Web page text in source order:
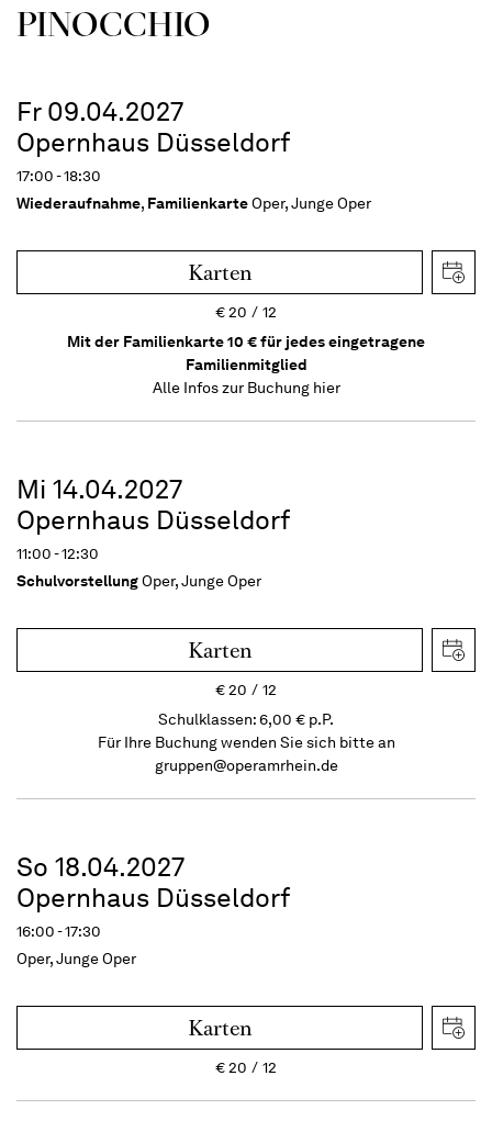
PINOC­CHIO
Fr 09.04.2027
Opernhaus Düsseldorf
17:00 - 18:30
Wiederaufnahme, FamilienkarteOper, Junge Oper
Karten
€20
12
Mit der Familienkarte 10 € für jedes eingetragene
Familienmitglied
Alle Infos zur Buchung hier
Mi 14.04.2027
Opernhaus Düsseldorf
11:00 - 12:30
SchulvorstellungOper, Junge Oper
Karten
€20
12
Schulklassen: 6,00 € p.P.
Für Ihre Buchung wenden Sie sich bitte an
gruppen@operamrhein.de
So 18.04.2027
Opernhaus Düsseldorf
16:00 - 17:30
Oper, Junge Oper
Karten
€20 12